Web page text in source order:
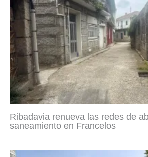
Ribadavia renueva las redes de
saneamiento en Francelos